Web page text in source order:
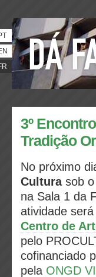
3º
Tradição
No próximo
Cultura sob
na Sala 1 da
atividade
Centro de
pelo
cofinanciado
pela ONGD